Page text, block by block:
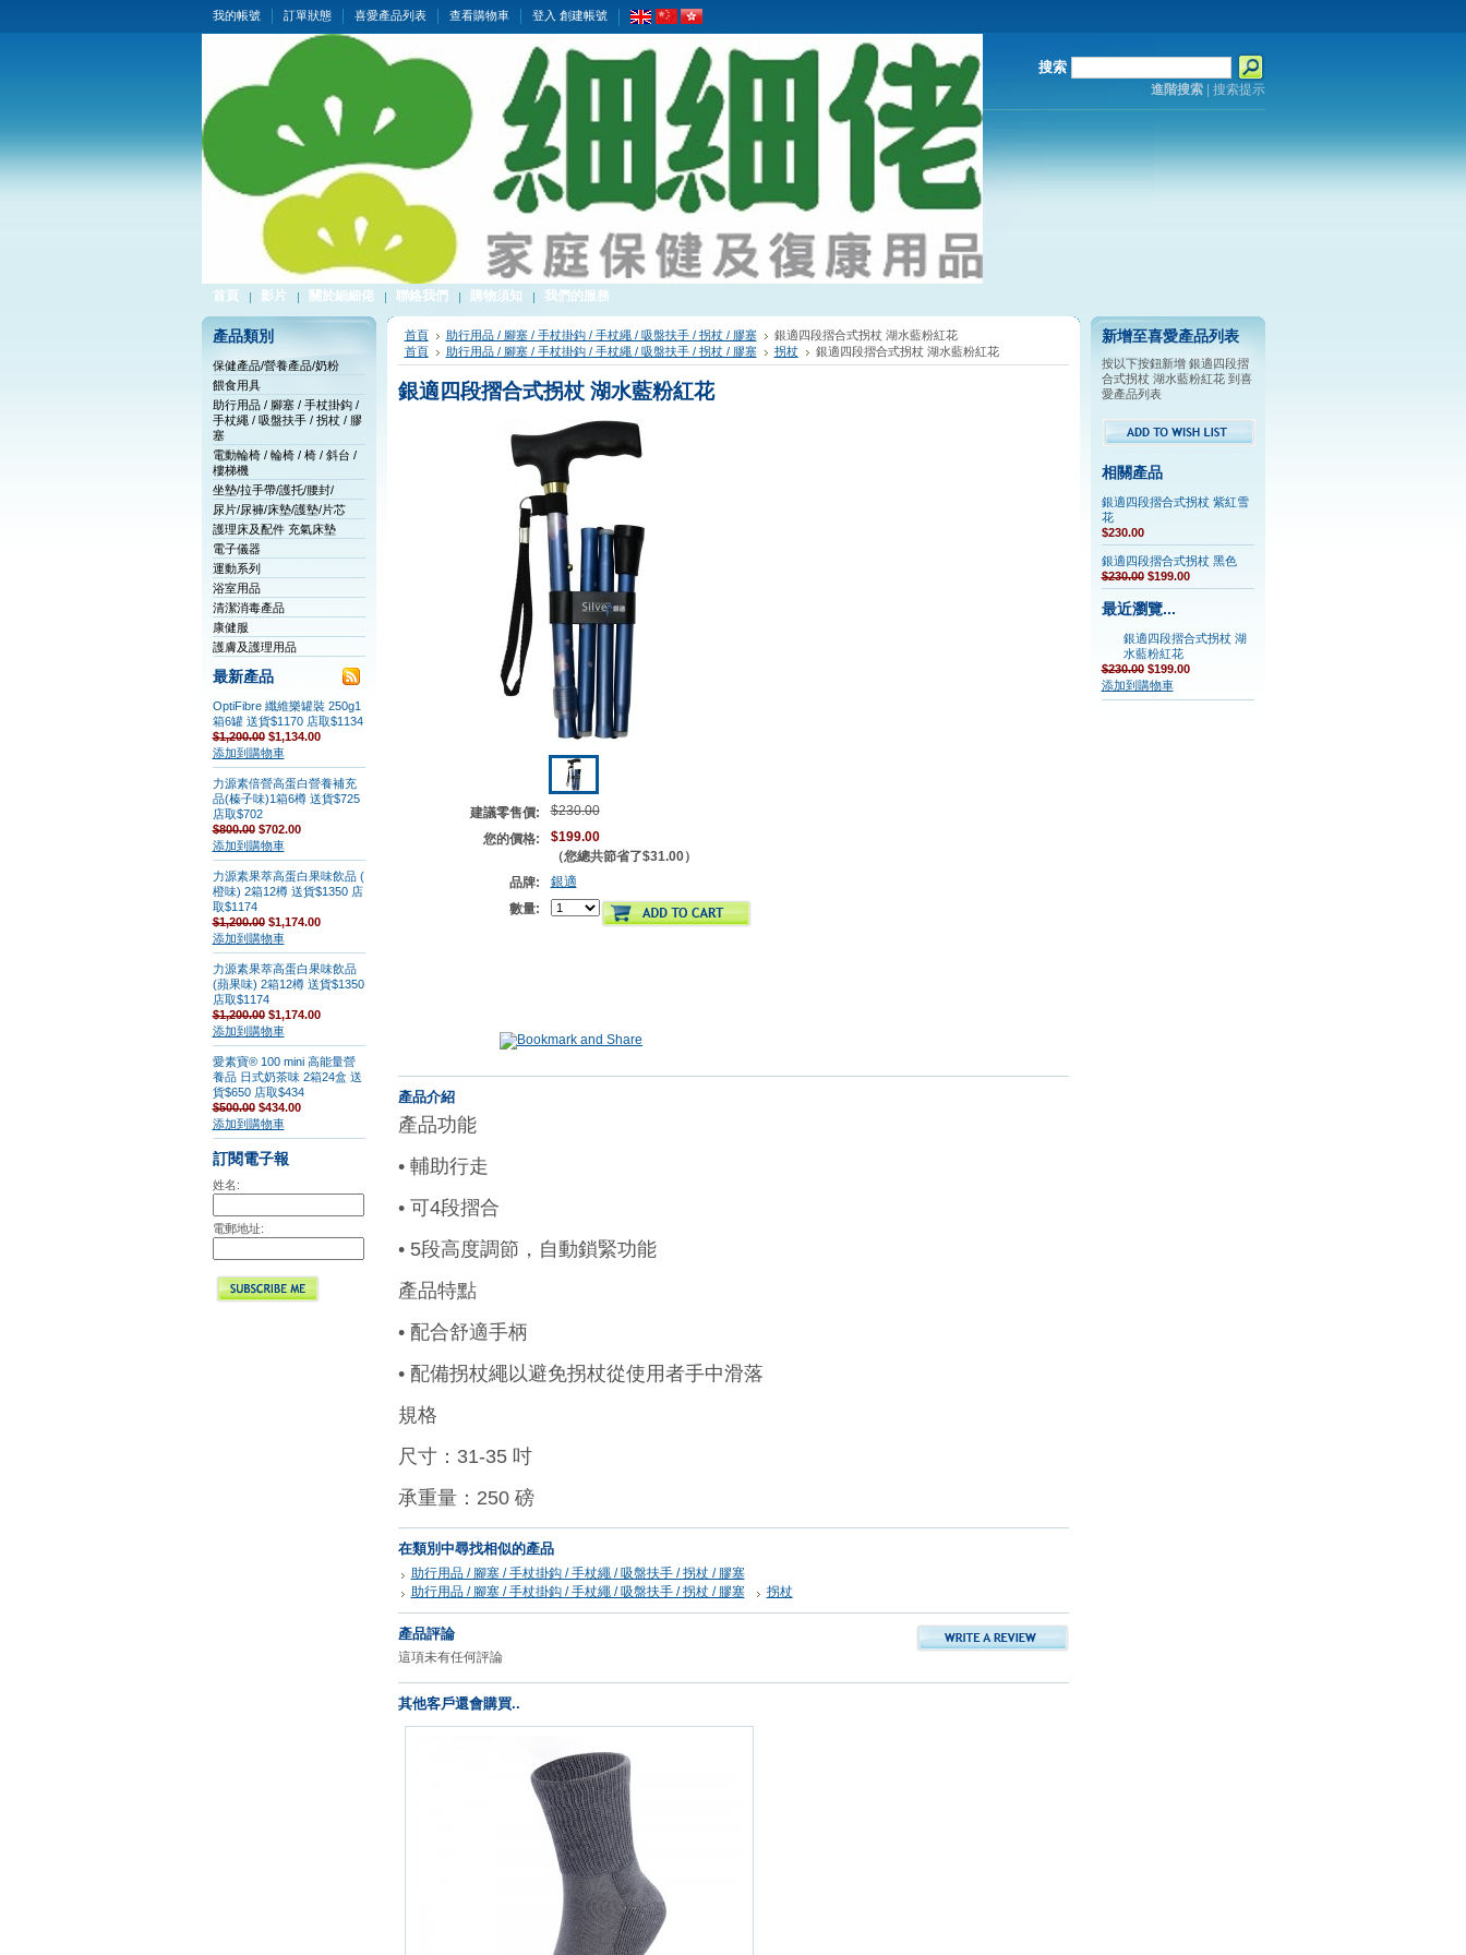
我的帳號 訂單狀態 喜愛產品列表 查看購物車 登入 創建帳號
搜索
進階搜索| 搜索提示
首頁 影片 關於細細佬 聯絡我們 購物須知 我們的服務
產品類別
保健產品/營養產品/奶粉
餵食用具
助行用品 / 腳塞 / 手杖掛鈎 /
手杖繩 / 吸盤扶手 / 拐杖 / 膠
塞
電動輪椅 / 輪椅 / 椅 / 斜台 /
樓梯機
坐墊/拉手帶/護托/腰封/
尿片/尿褲/床墊/護墊/片芯
護理床及配件 充氣床墊
電子儀器
運動系列
浴室用品
清潔消毒產品
康健服
護膚及護理用品
最新產品
OptiFibre 纖維樂罐裝 250g1
箱6罐 送貨$1170 店取$1134
$1,200.00$1,134.00
添加到購物車
力源素倍營高蛋白營養補充
品(榛子味)1箱6樽 送貨$725
店取$702
$800.00$702.00
添加到購物車
力源素果萃高蛋白果味飲品 (
橙味) 2箱12樽 送貨$1350 店
取$1174
$1,200.00$1,174.00
添加到購物車
力源素果萃高蛋白果味飲品
(蘋果味) 2箱12樽 送貨$1350
店取$1174
$1,200.00$1,174.00
添加到購物車
愛素寶® 100 mini 高能量營
養品 日式奶茶味 2箱24盒 送
貨$650 店取$434
$500.00$434.00
添加到購物車
訂閱電子報
姓名:
電郵地址:
首頁 助行用品 / 腳塞 / 手杖掛鈎 / 手杖繩 / 吸盤扶手 / 拐杖 / 膠塞
銀適四段摺合式拐杖 湖水藍粉紅花
首頁
助行用品 / 腳塞 / 手杖掛鈎 / 手杖繩 / 吸盤扶手 / 拐杖 / 膠塞 拐杖 銀適四段摺合式拐杖 湖水藍粉紅花
銀適四段摺合式拐杖 湖水藍粉紅花
建議零售價:
$230.00
您的價格:
$199.00
（您總共節省了$31.00）
品牌:
銀適
數量:
產品介紹
產品功能
• 輔助行走
• 可4段摺合
• 5段高度調節，自動鎖緊功能
產品特點
• 配合舒適手柄
• 配備拐杖繩以避免拐杖從使用者手中滑落
規格
尺寸：31-35 吋
承重量：250 磅
在類別中尋找相似的產品
助行用品 / 腳塞 / 手杖掛鈎 / 手杖繩 / 吸盤扶手 / 拐杖 / 膠塞
助行用品 / 腳塞 / 手杖掛鈎 / 手杖繩 / 吸盤扶手 / 拐杖 / 膠塞
拐杖
產品評論
這項未有任何評論
其他客戶還會購買..
新增至喜愛產品列表
按以下按鈕新增 銀適四段摺
合式拐杖 湖水藍粉紅花 到喜
愛產品列表
相關產品
銀適四段摺合式拐杖 紫紅雪
花
$230.00
銀適四段摺合式拐杖 黑色
$230.00$199.00
最近瀏覽...
銀適四段摺合式拐杖 湖
水藍粉紅花
$230.00$199.00
添加到購物車